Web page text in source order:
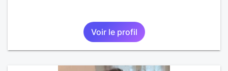
Voir le profil